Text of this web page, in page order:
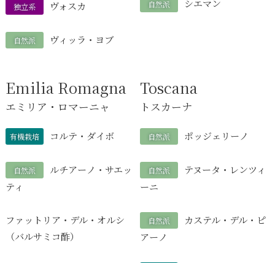
独立系 ヴォスカ
自然派 ヴィッラ・ヨブ
自然派 シエマン
Emilia Romagna
エミリア・ロマーニャ
有機栽培 コルテ・ダイボ
自然派
ルチアーノ・サエッ
ティ
ファットリア・デル・オルシ
（バルサミコ酢）
Toscana
トスカーナ
自然派 ポッジェリーノ
自然派
テヌータ・レンツィ
ーニ
自然派
カステル・デル・ピ
アーノ